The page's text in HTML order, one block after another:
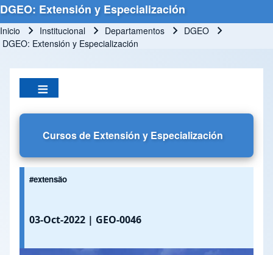
DGEO: Extensión y Especialización
Ruta de navegación
Inicio Institucional Departamentos
DGEO
DGEO: Extensión y Especialización
Cursos de Extensión y Especialización
#extensão
03-Oct-2022 | GEO-0046